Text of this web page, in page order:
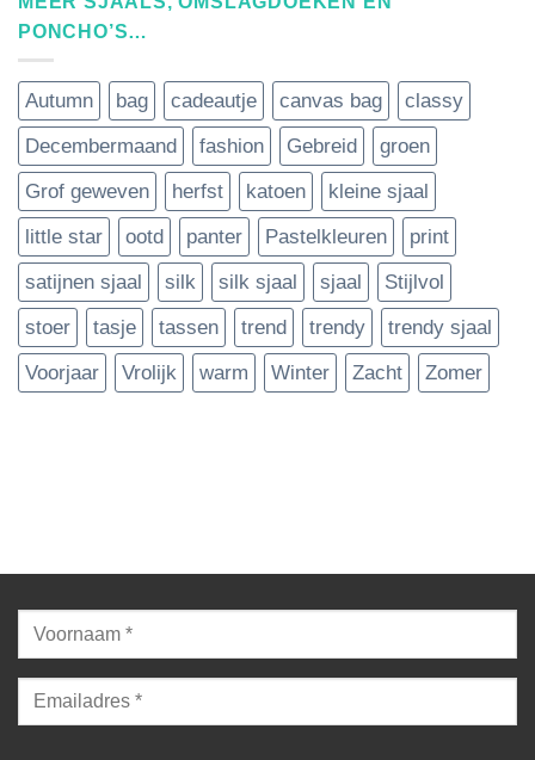
PONCHO’S…
Autumn bag cadeautje canvas bag
classy
Decembermaand
fashion Gebreid
groen
Grof geweven
herfst katoen
kleine sjaal
little star
ootd panter Pastelkleuren
print
satijnen sjaal
silk silk sjaal sjaal
Stijlvol
stoer
tasje tassen trend trendy
trendy sjaal
Voorjaar
Vrolijk warm Winter Zacht Zomer